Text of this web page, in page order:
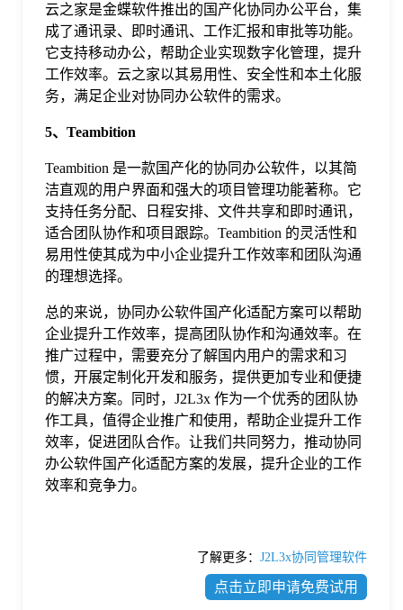
云之家是金蝶软件推出的国产化协同办公平台，集
成了通讯录、即时通讯、工作汇报和审批等功能。
它支持移动办公，帮助企业实现数字化管理，提升
工作效率。云之家以其易用性、安全性和本土化服
务，满足企业对协同办公软件的需求。
5、Teambition
Teambition 是一款国产化的协同办公软件，以其简
洁直观的用户界面和强大的项目管理功能著称。它
支持任务分配、日程安排、文件共享和即时通讯，
适合团队协作和项目跟踪。Teambition 的灵活性和
易用性使其成为中小企业提升工作效率和团队沟通
的理想选择。
总的来说，协同办公软件国产化适配方案可以帮助
企业提升工作效率，提高团队协作和沟通效率。在
推广过程中，需要充分了解国内用户的需求和习
惯，开展定制化开发和服务，提供更加专业和便捷
的解决方案。同时，J2L3x 作为一个优秀的团队协
作工具，值得企业推广和使用，帮助企业提升工作
效率，促进团队合作。让我们共同努力，推动协同
办公软件国产化适配方案的发展，提升企业的工作
效率和竞争力。
了解更多： J2L3x协同管理软件
点击立即申请免费试用